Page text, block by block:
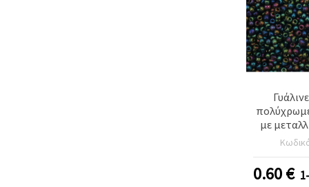
με
mm,
για
0.60€